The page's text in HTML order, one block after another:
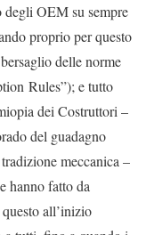
degli OEM su sempre
proprio per questo
delle norme
Rules”); e tutto
dei Costruttori –
del guadagno
meccanica –
hanno fatto da
all’inizio